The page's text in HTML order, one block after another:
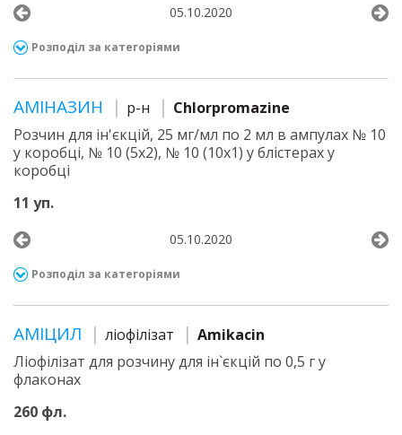
05.10.2020
Розподіл за категоріями
АМІНАЗИН р-н
Chlorpromazine
Розчин для ін'єкцій, 25 мг/мл по 2 мл в ампулах № 10
у коробці, № 10 (5х2), № 10 (10х1) у блістерах у
коробці
11 уп.
05.10.2020
Розподіл за категоріями
АМІЦИЛ ліофілізат
Amikacin
Ліофілізат для розчину для ін`єкцій по 0,5 г у
флаконах
260 фл.